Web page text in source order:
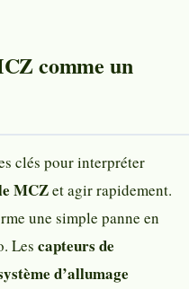
comme un
clés pour interpréter
MCZet agir rapidement.
une simple panne en
Les capteurs de
d’allumage